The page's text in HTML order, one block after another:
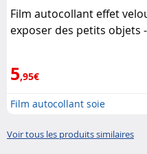
Film autocollant effet
exposer des petits objets
5,95€
Film autocollant soie
Voir tous les produits similaires